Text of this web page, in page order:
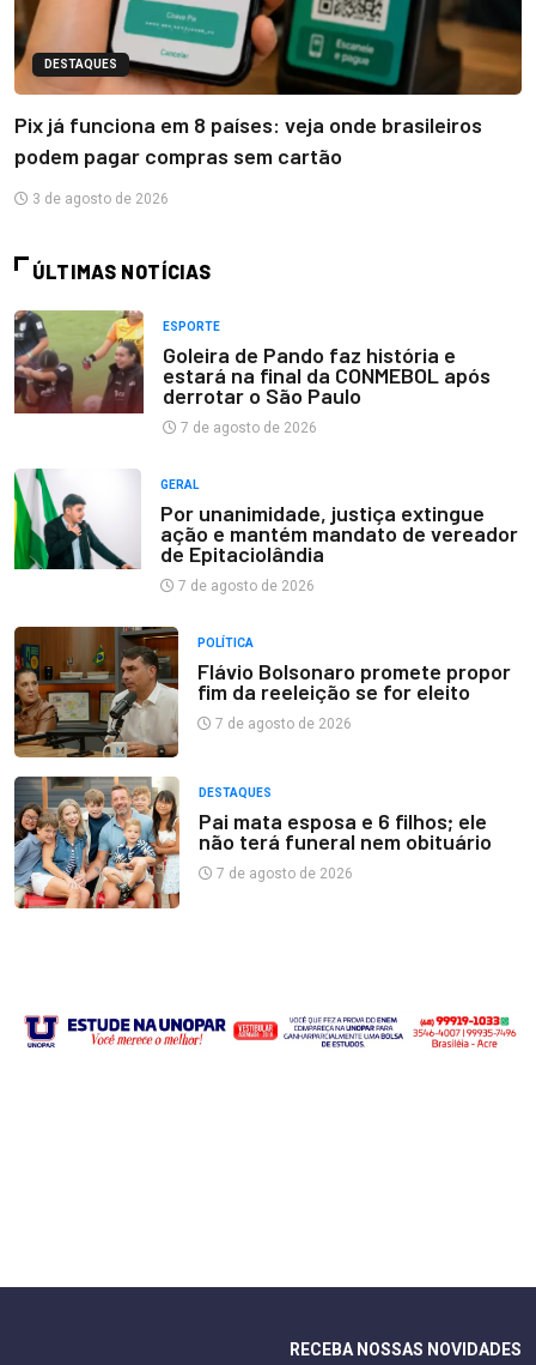
DESTAQUES
Pix já funciona em 8 países: veja onde brasileiros
podem pagar compras sem cartão
3 de agosto de 2026
ÚLTIMAS NOTÍCIAS
ESPORTE
Goleira de Pando faz história e
estará na final da CONMEBOL após
derrotar o São Paulo
7 de agosto de 2026
GERAL
Por unanimidade, justiça extingue
ação e mantém mandato de vereador
de Epitaciolândia
7 de agosto de 2026
POLÍTICA
Flávio Bolsonaro promete propor
fim da reeleição se for eleito
7 de agosto de 2026
DESTAQUES
Pai mata esposa e 6 filhos; ele
não terá funeral nem obituário
7 de agosto de 2026
RECEBA NOSSAS NOVIDADES